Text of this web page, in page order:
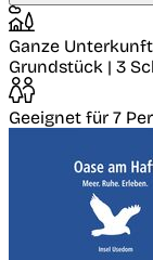
Ganze Unterkunft
Grundstück | 3
Geeignet für 7